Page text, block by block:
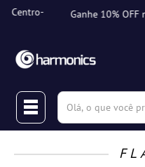
Ganhe 10% OFF na sua
(pesquisar)